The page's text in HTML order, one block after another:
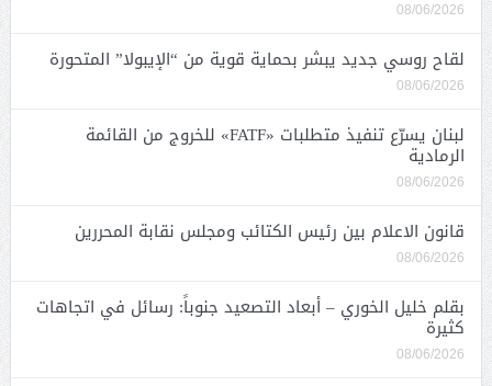
08/06/2026
لقاح روسي جديد يبشر بحماية قوية من “الإيبولا” المتحورة
08/06/2026
لبنان يسرّع تنفيذ متطلبات «FATF» للخروج من القائمة
الرمادية
08/06/2026
قانون الاعلام بين رئيس الكتائب ومجلس نقابة المحررين
08/06/2026
بقلم خليل الخوري – أبعاد التصعيد جنوباً: رسائل في اتجاهات
كثيرة
08/06/2026